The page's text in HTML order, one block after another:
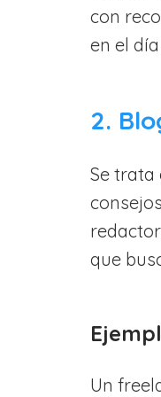
con
en el
2.
Se trata
que
Un